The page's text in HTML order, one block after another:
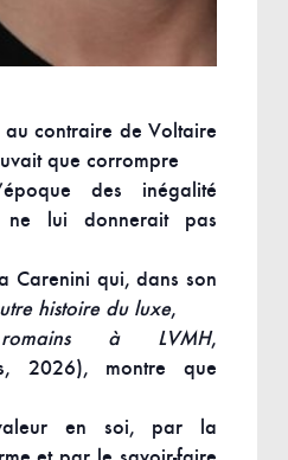
au contraire de Voltaire
que corrompre
des inégalité
ne lui donnerait pas
Carenini qui, dans son
histoire du luxe,
à LVMH,
2026), montre que
en soi, par la